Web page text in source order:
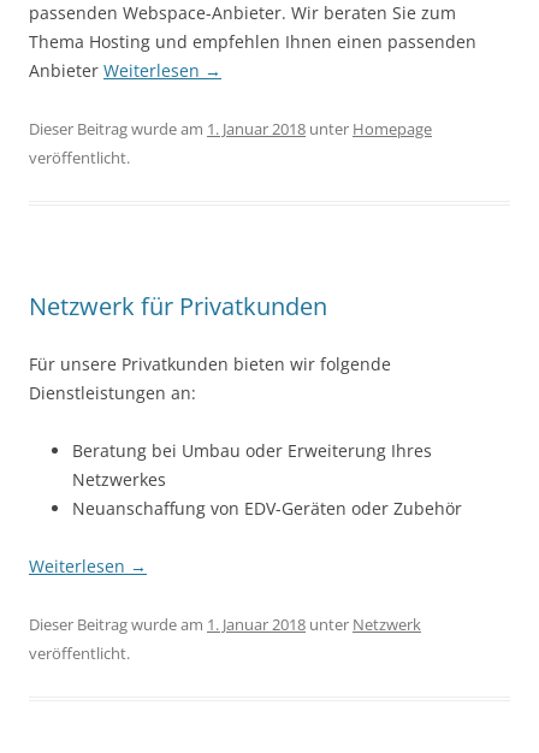
passenden Webspace-Anbieter. Wir beraten Sie zum
Thema Hosting und empfehlen Ihnen einen passenden
Anbieter Weiterlesen →
Dieser Beitrag wurde am 1. Januar 2018 unter Homepage
veröffentlicht.
Netzwerk für Privatkunden
Für unsere Privatkunden bieten wir folgende
Dienstleistungen an:
Beratung bei Umbau oder Erweiterung Ihres
Netzwerkes
Neuanschaffung von EDV-Geräten oder Zubehör
Weiterlesen →
Dieser Beitrag wurde am 1. Januar 2018 unter Netzwerk
veröffentlicht.